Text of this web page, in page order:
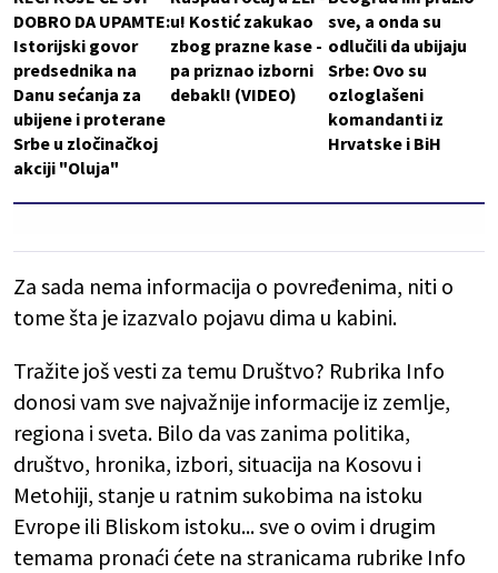
DOBRO DA UPAMTE:
Istorijski govor
predsednika na
Danu sećanja za
ubijene i proterane
Srbe u zločinačkoj
akciji "Oluja"
u! Kostić zakukao
zbog prazne kase -
pa priznao izborni
debakl! (VIDEO)
sve, a onda su
odlučili da ubijaju
Srbe: Ovo su
ozloglašeni
komandanti iz
Hrvatske i BiH
Za sada nema informacija o povređenima, niti o
tome šta je izazvalo pojavu dima u kabini.
Tražite još vesti za temu Društvo? Rubrika Info
donosi vam sve najvažnije informacije iz zemlje,
regiona i sveta. Bilo da vas zanima politika,
društvo, hronika, izbori, situacija na Kosovu i
Metohiji, stanje u ratnim sukobima na istoku
Evrope ili Bliskom istoku... sve o ovim i drugim
temama pronaći ćete na stranicama rubrike Info